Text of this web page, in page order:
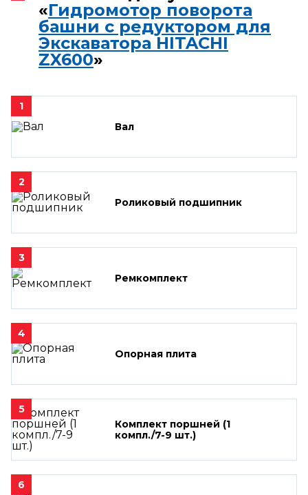
«Гидромотор поворота
башни с редуктором для
Экскаватора HITACHI
ZX600»
1
Вал
2
Роликовый подшипник
3
Ремкомплект
4
Опорная плита
5
Комплект поршней (1
компл./7-9 шт.)
6